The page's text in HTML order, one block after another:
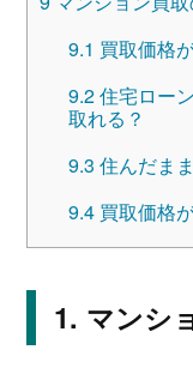
9.1 買取価格
9.2住宅ロー
取れる？
9.3 住んだま
9.4買取価格
マンシ